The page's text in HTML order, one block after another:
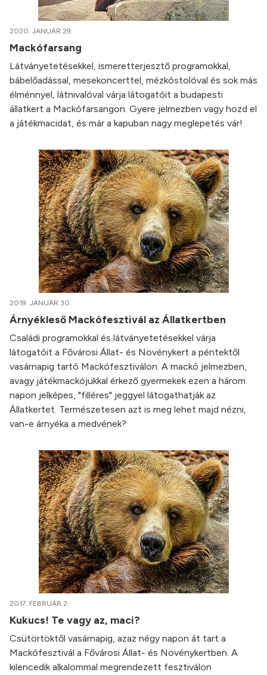
2020. JANUÁR 29.
Mackófarsang
Látványetetésekkel, ismeretterjesztő programokkal,
bábelőadással, mesekoncerttel, mézkóstolóval és sok más
élménnyel, látnivalóval várja látogatóit a budapesti
állatkert a Mackófarsangon. Gyere jelmezben vagy hozd el
a játékmacidat, és már a kapuban nagy meglepetés vár!
2019. JANUÁR 30.
Árnyékleső Mackófesztivál az Állatkertben
Családi programokkal és látványetetésekkel várja
látogatóit a Fővárosi Állat- és Növénykert a péntektől
vasárnapig tartó Mackófesztiválon. A mackó jelmezben,
avagy játékmackójukkal érkező gyermekek ezen a három
napon jelképes, "filléres" jeggyel látogathatják az
Állatkertet. Természetesen azt is meg lehet majd nézni,
van-e árnyéka a medvének?
2017. FEBRUÁR 2.
Kukucs! Te vagy az, maci?
Csütörtöktől vasárnapig, azaz négy napon át tart a
Mackófesztivál a Fővárosi Állat- és Növénykertben. A
kilencedik alkalommal megrendezett fesztiválon